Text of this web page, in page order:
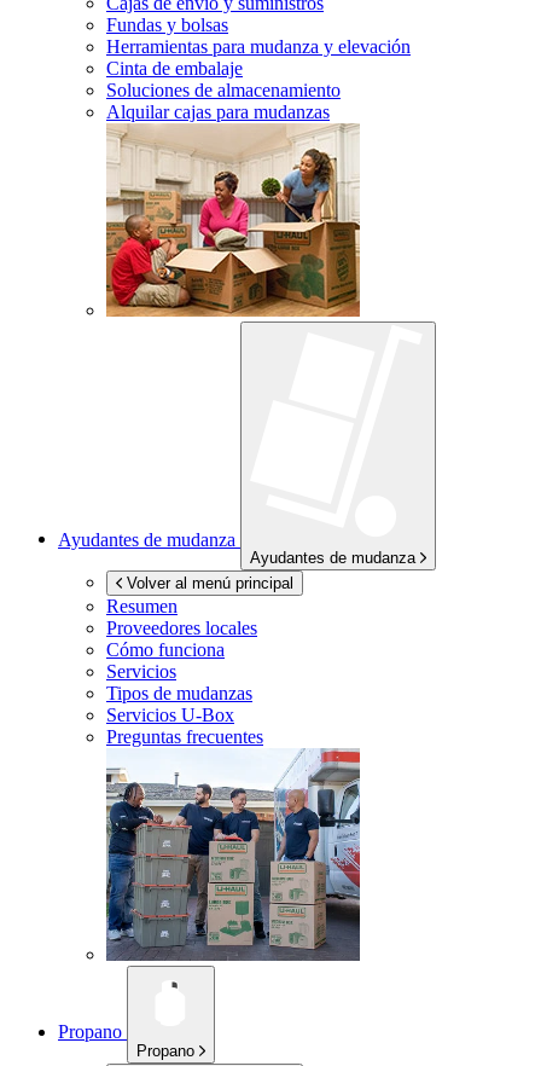
Fundas y bolsas
Herramientas para mudanza y elevación
Cinta de embalaje
Soluciones de almacenamiento
Alquilar cajas para mudanzas
Ayudantes de mudanza
Ayudantes de mudanza
Volver al menú principal
Resumen
Proveedores locales
Cómo funciona
Servicios
Tipos de mudanzas
Servicios U-Box
Preguntas frecuentes
Propano
Propano